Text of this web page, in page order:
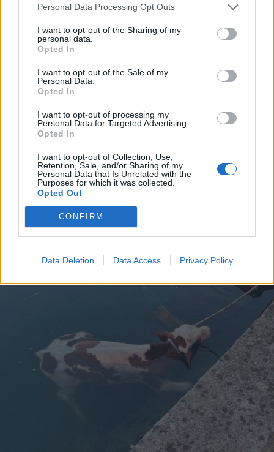
Personal Data Processing Opt Outs
I want to opt-out of the Sharing of my
personal data.
Opted In
I want to opt-out of the Sale of my
Personal Data.
Opted In
I want to opt-out of processing my
Personal Data for Targeted Advertising.
Opted In
I want to opt-out of Collection, Use,
Retention, Sale, and/or Sharing of my
Personal Data that Is Unrelated with the
Purposes for which it was collected.
Opted Out
CONFIRM
Data Deletion Data Access Privacy Policy
ECONOMIA
L’industria che resiste nell’Alto
Milanese. Spinta dal chimico-
plastico, ma l’export va ancora a
rilento